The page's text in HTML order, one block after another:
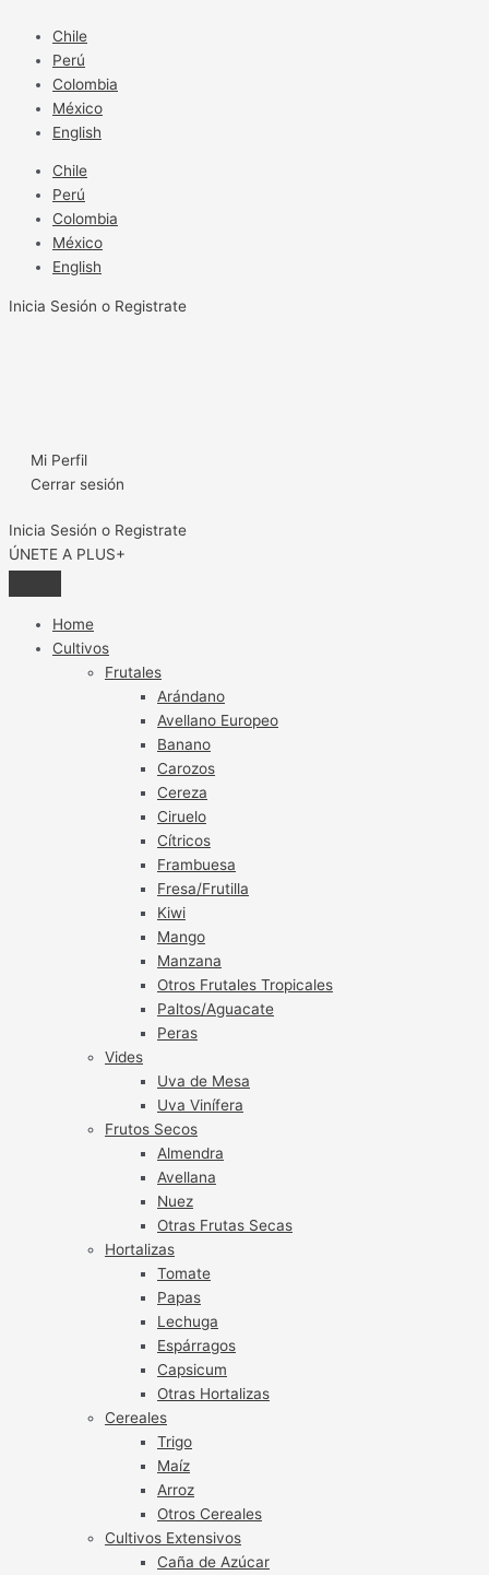
contenido
Chile
Perú
Colombia
México
English
Chile
Perú
Colombia
México
English
Inicia Sesión o Registrate
Mi Perfil
Cerrar sesión
Inicia Sesión o Registrate
ÚNETE A PLUS+
Home
Cultivos
Frutales
Arándano
Avellano Europeo
Banano
Carozos
Cereza
Ciruelo
Cítricos
Frambuesa
Fresa/Frutilla
Kiwi
Mango
Manzana
Otros Frutales Tropicales
Paltos/Aguacate
Peras
Vides
Uva de Mesa
Uva Vinífera
Frutos Secos
Almendra
Avellana
Nuez
Otras Frutas Secas
Hortalizas
Tomate
Papas
Lechuga
Espárragos
Capsicum
Otras Hortalizas
Cereales
Trigo
Maíz
Arroz
Otros Cereales
Cultivos Extensivos
Caña de Azúcar